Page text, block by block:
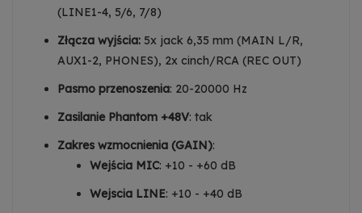
(LINE1-4, 5/6, 7/8)
Złącza wyjścia: 5x jack 6,35 mm (MAIN L/R,
AUX1-2, PHONES), 2x cinch/RCA (REC OUT)
Pasmo przenoszenia: 20-20000 Hz
Zasilanie Phantom +48V: tak
Zakres wzmocnienia (GAIN):
Wejścia MIC: +10 - +60 dB
Wejscia LINE: +10 - +40 dB